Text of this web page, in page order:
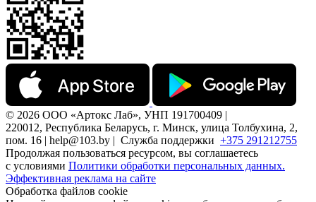
© 2026 ООО «Артокс Лаб», УНП 191700409 |
220012, Республика Беларусь, г. Минск, улица Толбухина, 2,
пом. 16 | help@103.by | Служба поддержки +375 291212755
Продолжая пользоваться ресурсом, вы соглашаетесь
с условиями Политики обработки персональных данных.
Эффективная реклама на сайте
Обработка файлов cookie